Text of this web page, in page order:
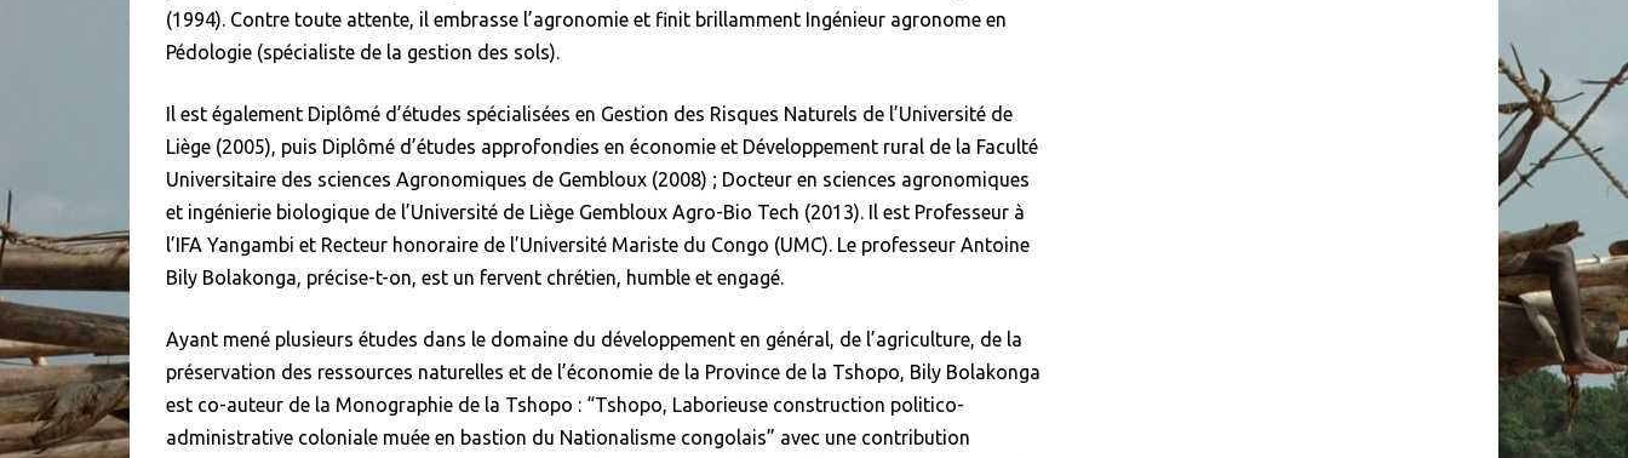
(1994). Contre toute attente, il embrasse l’agronomie et finit brillamment Ingénieur agronome en
Pédologie (spécialiste de la gestion des sols).
Il est également Diplômé d’études spécialisées en Gestion des Risques Naturels de l’Université de
Liège (2005), puis Diplômé d’études approfondies en économie et Développement rural de la Faculté
Universitaire des sciences Agronomiques de Gembloux (2008) ; Docteur en sciences agronomiques
et ingénierie biologique de l’Université de Liège Gembloux Agro-Bio Tech (2013). Il est Professeur à
l’IFA Yangambi et Recteur honoraire de l’Université Mariste du Congo (UMC). Le professeur Antoine
Bily Bolakonga, précise-t-on, est un fervent chrétien, humble et engagé.
Ayant mené plusieurs études dans le domaine du développement en général, de l’agriculture, de la
préservation des ressources naturelles et de l’économie de la Province de la Tshopo, Bily Bolakonga
est co-auteur de la Monographie de la Tshopo : “Tshopo, Laborieuse construction politico-
administrative coloniale muée en bastion du Nationalisme congolais” avec une contribution